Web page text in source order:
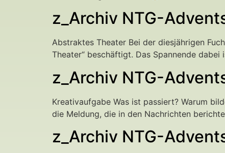
z_Archiv NTG-
Abstraktes Theater Bei der diesjährigen
Theater“ beschäftigt. Das Spannende
z_Archiv NTG-
Kreativaufgabe Was ist passiert? Warum
die Meldung, die in den Nachrichten
z_Archiv NTG-